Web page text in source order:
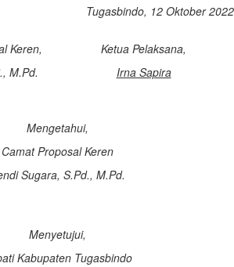
Tugasbindo, 12 Oktober 2022
Keren,
M.Pd.
Ketua Pelaksana,
Irna Sapira
Mengetahui,
Camat Proposal Keren
Sugara, S.Pd., M.Pd.
Menyetujui,
Kabupaten Tugasbindo